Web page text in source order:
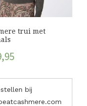
trui met
bij